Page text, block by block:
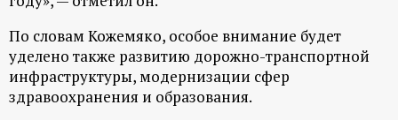
По словам Кожемяко, особое внимание будет
уделено также развитию дорожно-транспортной
инфраструктуры, модернизации сфер
здравоохранения и образования.